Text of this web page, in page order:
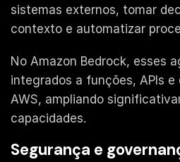
sistemas externos, tomar
contexto e automatizar
No Amazon Bedrock, esses
integrados a funções, APIs
AWS, ampliando
capacidades.
Segurança e